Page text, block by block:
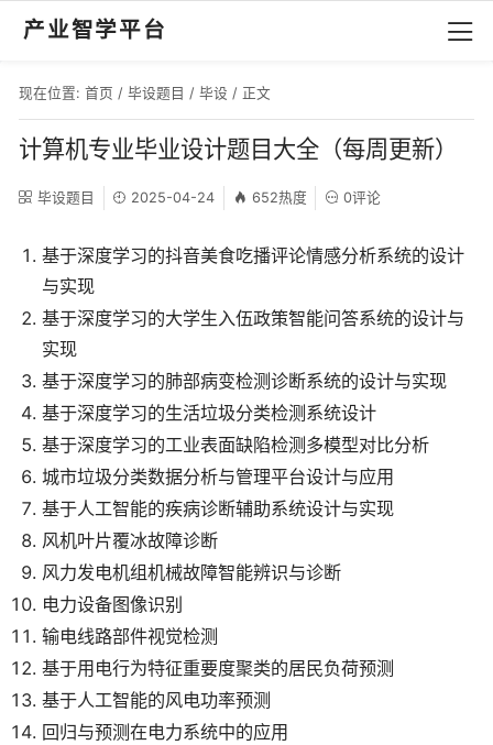
产业智学平台
现在位置: 首页 / 毕设题目 / 毕设 / 正文
计算机专业毕业设计题目大全（每周更新）
毕设题目 2025-04-24 652热度 0评论
基于深度学习的抖音美食吃播评论情感分析系统的设计
与实现
基于深度学习的大学生入伍政策智能问答系统的设计与
实现
基于深度学习的肺部病变检测诊断系统的设计与实现
基于深度学习的生活垃圾分类检测系统设计
基于深度学习的工业表面缺陷检测多模型对比分析
城市垃圾分类数据分析与管理平台设计与应用
基于人工智能的疾病诊断辅助系统设计与实现
风机叶片覆冰故障诊断
风力发电机组机械故障智能辨识与诊断
电力设备图像识别
输电线路部件视觉检测
基于用电行为特征重要度聚类的居民负荷预测
基于人工智能的风电功率预测
回归与预测在电力系统中的应用